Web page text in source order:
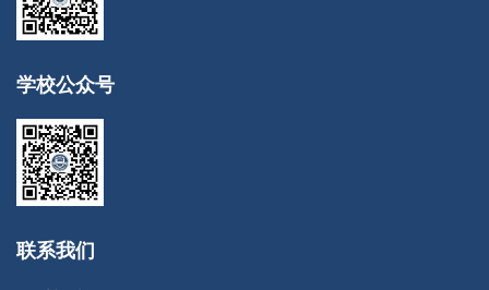
学校公众号
联系我们